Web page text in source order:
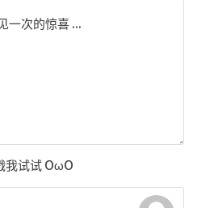
一次的惊喜 ...
我试试 OωO